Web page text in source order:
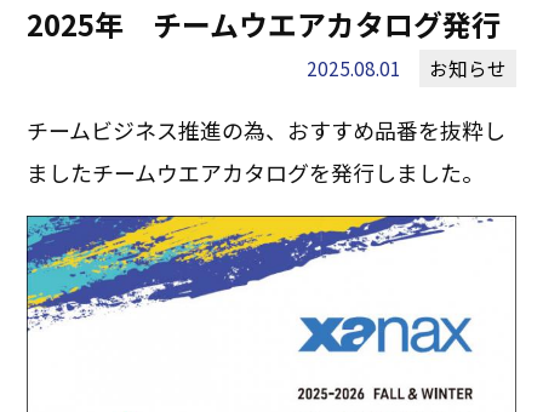
2025年 チームウエアカタログ発行
2025.08.01 お知らせ
チームビジネス推進の為、おすすめ品番を抜粋し
ましたチームウエアカタログを発行しました。